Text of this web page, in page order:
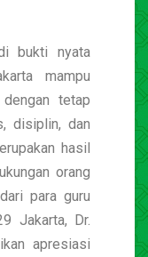
bukti nyata
mampu
tetap
disiplin, dan
hasil
orang
para guru
Jakarta, Dr.
apresiasi